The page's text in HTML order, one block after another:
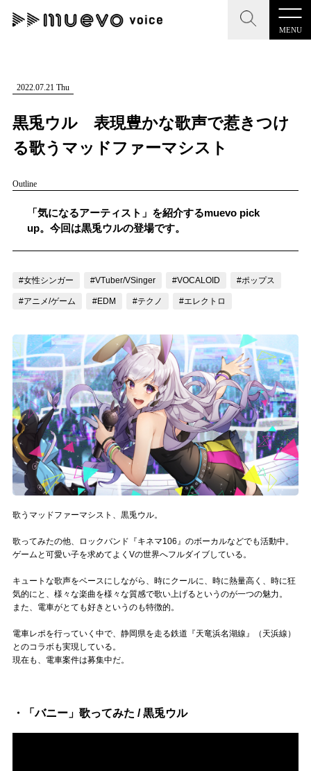
MENU
CLOSE
記事を検索する
人気ワード
#男性SSW #ポップス #女性SSW
CLOSE
"読者の声を形にする”音楽特化メディア
MENU
記事一覧
お問い合わせ
ログイン
LINK
muevoクラウドファンディング
muevoコミュニティ
ぶいクラ！by muevo
ぶいコミュ！by muevo
ぶいマガ！ by muevo
Follow us
2022.07.21 Thu
黒兎ウル 表現豊かな歌声で惹きつけ
る歌うマッドファーマシスト
Outline
「気になるアーティスト」を紹介するmuevo pick
up。今回は黒兎ウルの登場です。
#女性シンガー #VTuber/VSinger #VOCALOID #ポップス
#アニメ/ゲーム #EDM #テクノ #エレクトロ
歌うマッドファーマシスト、黒兎ウル。
歌ってみたの他、ロックバンド『キネマ106』のボーカルなどでも活動中。
ゲームと可愛い子を求めてよくVの世界へフルダイブしている。
キュートな歌声をベースにしながら、時にクールに、時に熱量高く、時に狂
気的にと、様々な楽曲を様々な質感で歌い上げるというのが一つの魅力。
また、電車がとても好きというのも特徴的。
電車レポを行っていく中で、静岡県を走る鉄道『天竜浜名湖線』（天浜線）
とのコラボも実現している。
現在も、電車案件は募集中だ。
・「バニー」歌ってみた / 黒兎ウル